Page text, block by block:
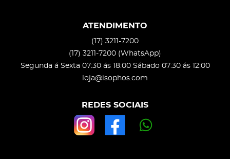
ATENDIMENTO
(17) 3211-7200
(17) 3211-7200 (WhatsApp)
Segunda á Sexta 07:30 ás 18:00 Sábado 07:30 ás 12:00
loja@isophos.com
REDES SOCIAIS